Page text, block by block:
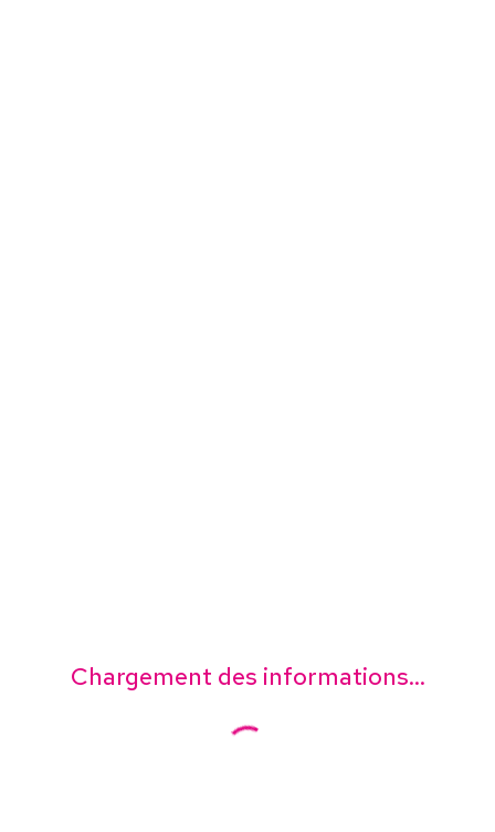
Chargement des informations...